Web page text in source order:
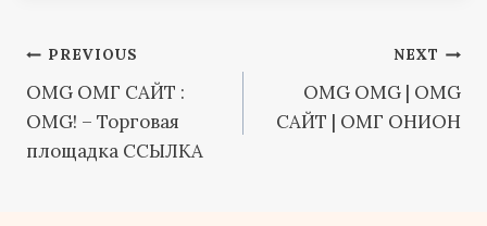
Post
navigation
PREVIOUS
OMG ОМГ САЙТ :
OMG! – Торговая
площадка ССЫЛКА
NEXT
OMG OMG | OMG
САЙТ | ОМГ ОНИОН